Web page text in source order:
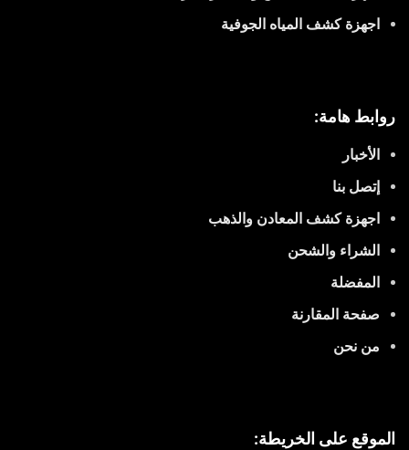
اجهزة كشف المياه الجوفية
روابط هامة:
الأخبار
إتصل بنا
اجهزة كشف المعادن والذهب
الشراء والشحن
المفضلة
صفحة المقارنة
من نحن
الموقع على الخريطة: